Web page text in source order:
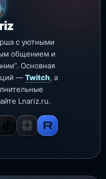
с уютными
общением и
Основная
— Twitch, а
Lnariz.ru.